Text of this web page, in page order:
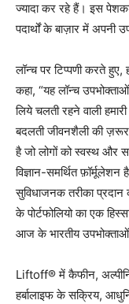
ज्यादा कर रहे हैं। इस
पदार्थों के बाज़ार में अपनी
लॉन्च पर टिप्पणी करते
कहा, “यह लॉन्च
लिये चलती रहने वाली
बदलती जीवनशैली की
है जो लोगों को स्वस्थ और
विज्ञान-समर्थित
सुविधाजनक तरीका प्रदान
के पोर्टफोलियो का एक
आज के भारतीय
Liftoff® में कैफीन,
हर्बालाइफ के सक्रिय,